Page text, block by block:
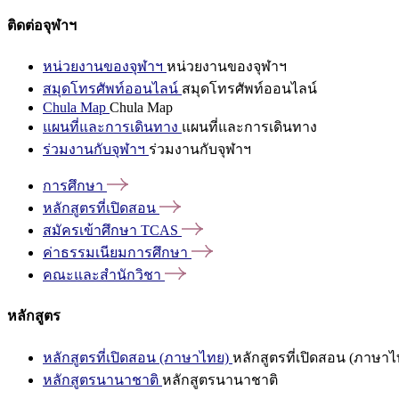
ติดต่อจุฬาฯ
หน่วยงานของจุฬาฯ หน่วยงานของจุฬาฯ
สมุดโทรศัพท์ออนไลน์ สมุดโทรศัพท์ออนไลน์
Chula Map Chula Map
แผนที่และการเดินทาง แผนที่และการเดินทาง
ร่วมงานกับจุฬาฯ ร่วมงานกับจุฬาฯ
การศึกษา
หลักสูตรที่เปิดสอน
สมัครเข้าศึกษา TCAS
ค่าธรรมเนียมการศึกษา
คณะและสำนักวิชา
หลักสูตร
หลักสูตรที่เปิดสอน (ภาษาไทย) หลักสูตรที่เปิดสอน (ภาษาไ
หลักสูตรนานาชาติ หลักสูตรนานาชาติ